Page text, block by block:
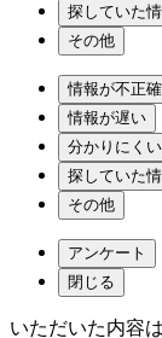
探していた
その他
情報が不正確
情報が遅い
分かりにくい
探していた
その他
アンケート
閉じる
いただいた内容